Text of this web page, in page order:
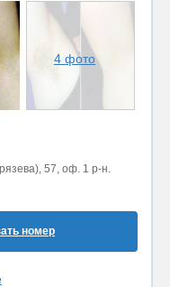
4 фото
57, оф. 1 р-н.
номер